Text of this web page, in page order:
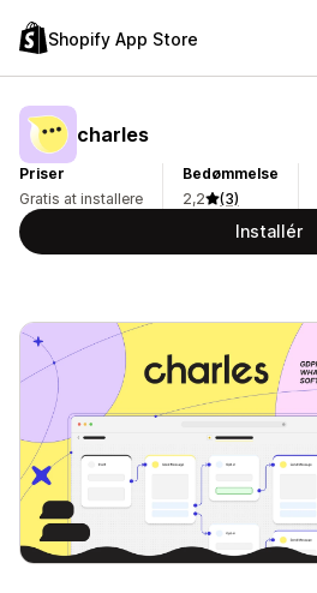
Shopify App Store
charles
Priser
Gratis at installere
Bedømmelse
2,2
(3)
Installér